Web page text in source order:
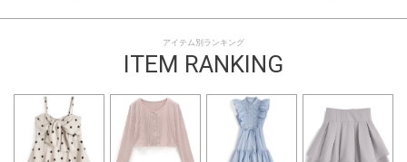
アイテム別ランキング
ITEM RANKING